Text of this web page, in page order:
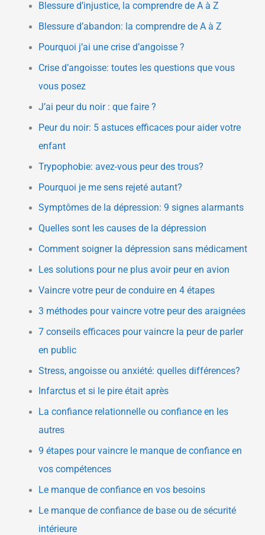
Blessure d’injustice, la comprendre de A à Z
Blessure d’abandon: la comprendre de A à Z
Pourquoi j’ai une crise d’angoisse ?
Crise d’angoisse: toutes les questions que vous
vous posez
J’ai peur du noir : que faire ?
Peur du noir: 5 astuces efficaces pour aider votre
enfant
Trypophobie: avez-vous peur des trous?
Pourquoi je me sens rejeté autant?
Symptômes de la dépression: 9 signes alarmants
Quelles sont les causes de la dépression
Comment soigner la dépression sans médicament
Les solutions pour ne plus avoir peur en avion
Vaincre votre peur de conduire en 4 étapes
3 méthodes pour vaincre votre peur des araignées
7 conseils efficaces pour vaincre la peur de parler
en public
Stress, angoisse ou anxiété: quelles différences?
Infarctus et si le pire était après
La confiance relationnelle ou confiance en les
autres
9 étapes pour vaincre le manque de confiance en
vos compétences
Le manque de confiance en vos besoins
Le manque de confiance de base ou de sécurité
intérieure